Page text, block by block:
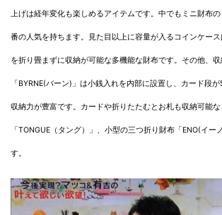
上げは経年変化も楽しめるアイテムです。中でもミニ財布
番の人気を持ちます。見た目以上に容量が入るコインケー
を折り畳まずに収納が可能な多機能な財布です。その他、
「BYRNE(バーン)」は小銭入れを内部に設置し、カード段
収納力が豊富です。カードや折りたたむとお札も収納可能
「TONGUE（タング）」、小型の三つ折り財布「ENO(イー
す。